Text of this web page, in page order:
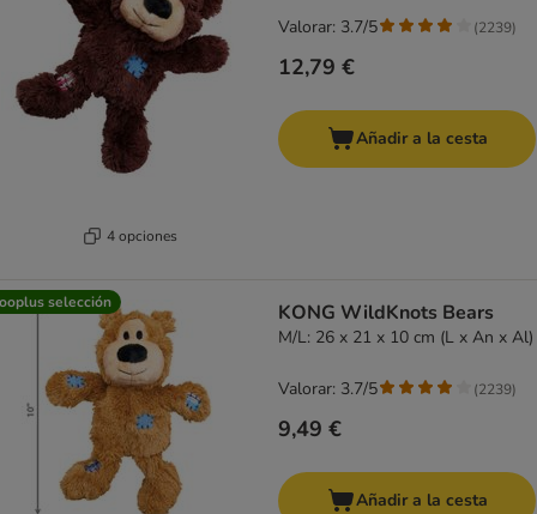
4 opciones
12,79 €
Valorar: 3.7/5 (2239)
Añadir a la cesta
selección KONG WildKnots Bears
M/L: 26 x 21 x 10 cm (L x An x Al)
9,49 €
Valorar: 3.7/5 (2239)
Añadir a la cesta